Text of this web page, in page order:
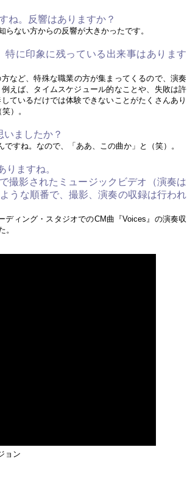
ね。反響はありますか？
ない方からの反響が大きかったです。
に印象に残っている出来事はあります
など、特殊な職業の方が集まってくるので、演奏
えば、タイムスケジュール的なことや、失敗は許
ているだけでは体験できないことがたくさんあり
）。
ましたか？
すね。なので、「ああ、この曲か」と（笑）。
ますね。
撮影されたミュージックビデオ（演奏は
うな順番で、撮影、演奏の収録は行われ
ィング・スタジオでのCM曲『Voices』の演奏収
。
ョン